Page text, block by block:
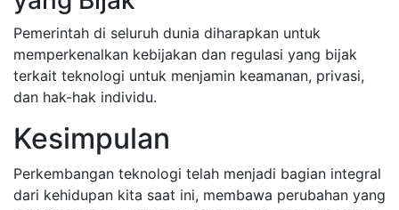
Pemerintah di seluruh dunia diharapkan untuk
memperkenalkan kebijakan dan regulasi yang bijak
terkait teknologi untuk menjamin keamanan, privasi,
dan hak-hak individu.
Kesimpulan
Perkembangan teknologi telah menjadi bagian integral
dari kehidupan kita saat ini, membawa perubahan yang